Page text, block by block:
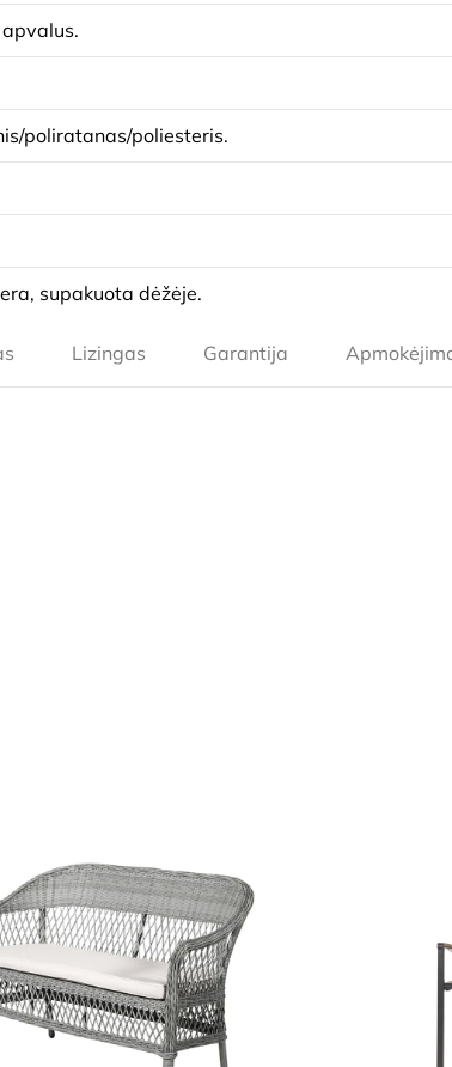
poliratanas/poliesteris.
supakuota dėžėje.
Lizingas Garantija